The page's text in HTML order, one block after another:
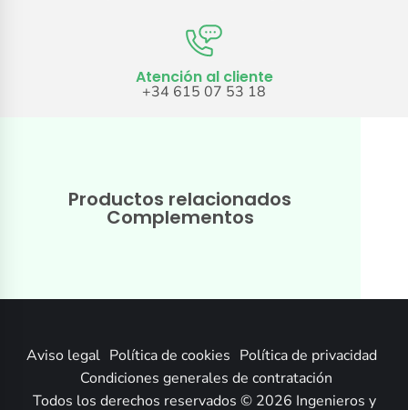
Atención al cliente
+34 615 07 53 18
Productos relacionados
Complementos
Aviso legal Política de cookies Política de privacidad
Condiciones generales de contratación
Todos los derechos reservados © 2026 Ingenieros y